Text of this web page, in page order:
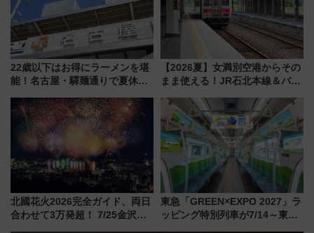
22歳以下はお得にラーメンを堪
能！名古屋・驛麺通りで夏休み
よりスタート
【2026夏】女満別空港からその
まま使える！JR石北本線＆バス
ーパス」でおトクに道東観光
（8/3発売）
北國花火2026完全ガイド、両日
合わせて3万発超！ 7/25金沢大
東急「GREEN×EXPO 2027」ラ
ッピング特別列車が7/14～東